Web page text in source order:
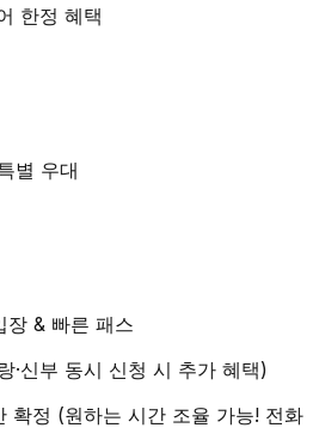
한정 혜택
별 우대
장 & 빠른 패스
·신부 동시 신청 시 추가 혜택)
확정 (원하는 시간 조율 가능! 전화